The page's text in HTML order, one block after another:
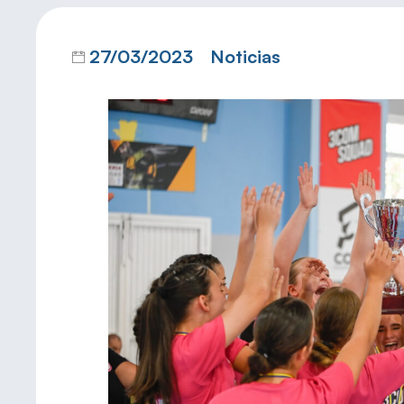
27/03/2023 Noticias